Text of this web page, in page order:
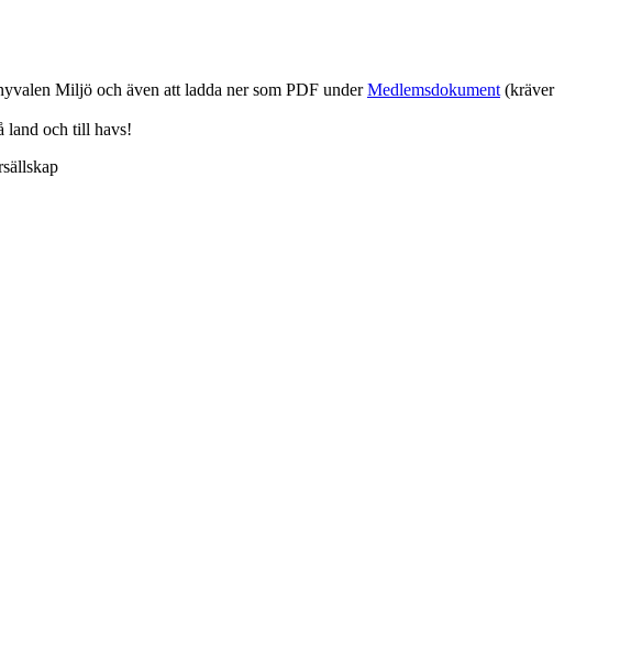
Miljö och även att ladda ner som PDF underMedlemsdokument (kräver
land och till havs!